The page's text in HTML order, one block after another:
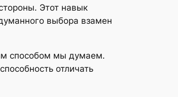
Этот навык
выбора взамен
способом мы думаем.
отличать